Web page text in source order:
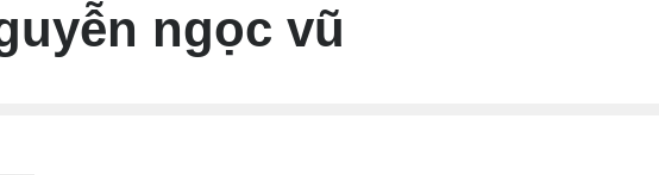
ngọc vũ